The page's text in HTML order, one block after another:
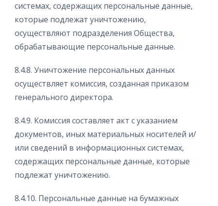
системах, содержащих персональные данные,
которые подлежат уничтожению,
осуществляют подразделения Общества,
обрабатывающие персональные данные.
8.4.8. Уничтожение персональных данных
осуществляет комиссия, созданная приказом
генерального директора.
8.4.9. Комиссия составляет акт с указанием
документов, иных материальных носителей и/
или сведений в информационных системах,
содержащих персональные данные, которые
подлежат уничтожению.
8.4.10. Персональные данные на бумажных